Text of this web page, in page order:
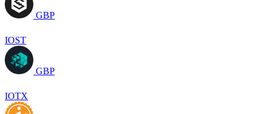
GBP
IOST
GBP
IOTX